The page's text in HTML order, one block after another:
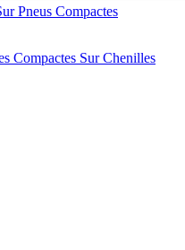
Pneus Compactes
Compactes Sur Chenilles